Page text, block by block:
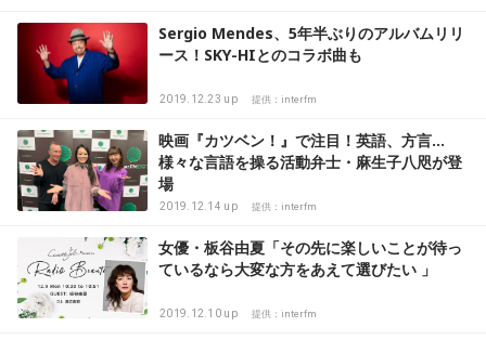
Sergio Mendes、5年半ぶりのアルバムリリ
ース！SKY-HIとのコラボ曲も
2019.12.23 up 提供：interfm
映画『カツベン！』で注目！英語、方言…
様々な言語を操る活動弁士・麻生子八咫が登
場
2019.12.14 up 提供：interfm
女優・板谷由夏「その先に楽しいことが待っ
ているなら大変な方をあえて選びたい 」
2019.12.10 up 提供：interfm